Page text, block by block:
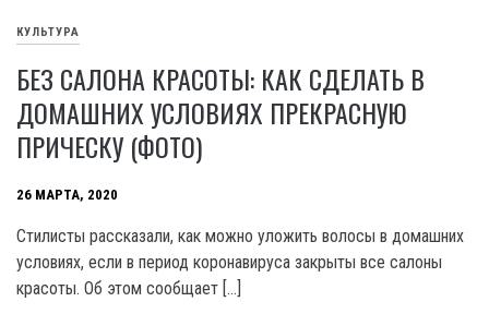
КУЛЬТУРА
БЕЗ САЛОНА КРАСОТЫ: КАК СДЕЛАТЬ В
ДОМАШНИХ УСЛОВИЯХ ПРЕКРАСНУЮ
ПРИЧЕСКУ (ФОТО)
26 МАРТА, 2020
Стилисты рассказали, как можно уложить волосы в домашних
условиях, если в период коронавируса закрыты все салоны
красоты. Об этом сообщает […]